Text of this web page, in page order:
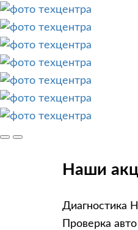
Наши
Диагностика
Проверка